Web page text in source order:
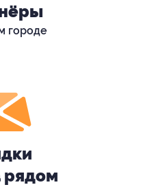
городе
рядом